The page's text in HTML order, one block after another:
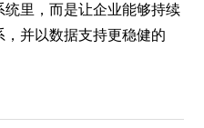
里，而是让企业能够持续
并以数据支持更稳健的